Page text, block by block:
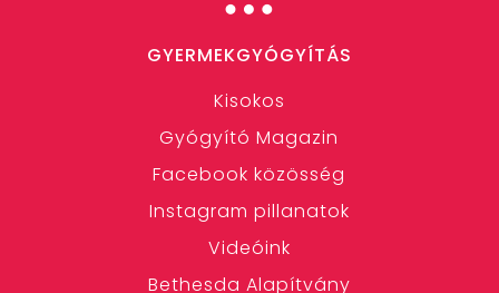
GYERMEKGYÓGYÍTÁS
Kisokos
Gyógyító Magazin
Facebook közösség
Instagram pillanatok
Videóink
Bethesda Alapítvány